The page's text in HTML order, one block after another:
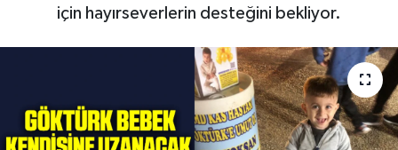
için hayırseverlerin desteğini bekliyor.
Çevre